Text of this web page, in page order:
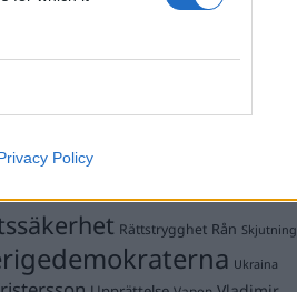
Policy
Michael Pålsson
Petter Inedahl
RasismRicard A R Nilsson
Rättstrygghet Rån Skjutning
Ukraina